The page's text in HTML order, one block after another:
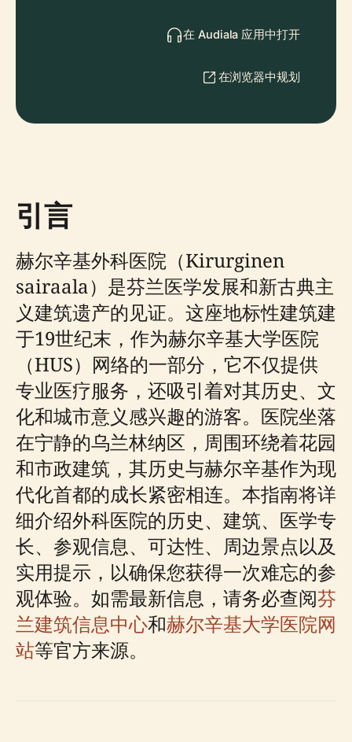
在 Audiala 应用中打开
在浏览器中规划
引言
赫尔辛基外科医院（Kirurginen
sairaala）是芬兰医学发展和新古典主
义建筑遗产的见证。这座地标性建筑建
于19世纪末，作为赫尔辛基大学医院
（HUS）网络的一部分，它不仅提供
专业医疗服务，还吸引着对其历史、文
化和城市意义感兴趣的游客。医院坐落
在宁静的乌兰林纳区，周围环绕着花园
和市政建筑，其历史与赫尔辛基作为现
代化首都的成长紧密相连。本指南将详
细介绍外科医院的历史、建筑、医学专
长、参观信息、可达性、周边景点以及
实用提示，以确保您获得一次难忘的参
观体验。如需最新信息，请务必查阅芬
兰建筑信息中心和赫尔辛基大学医院网
站等官方来源。